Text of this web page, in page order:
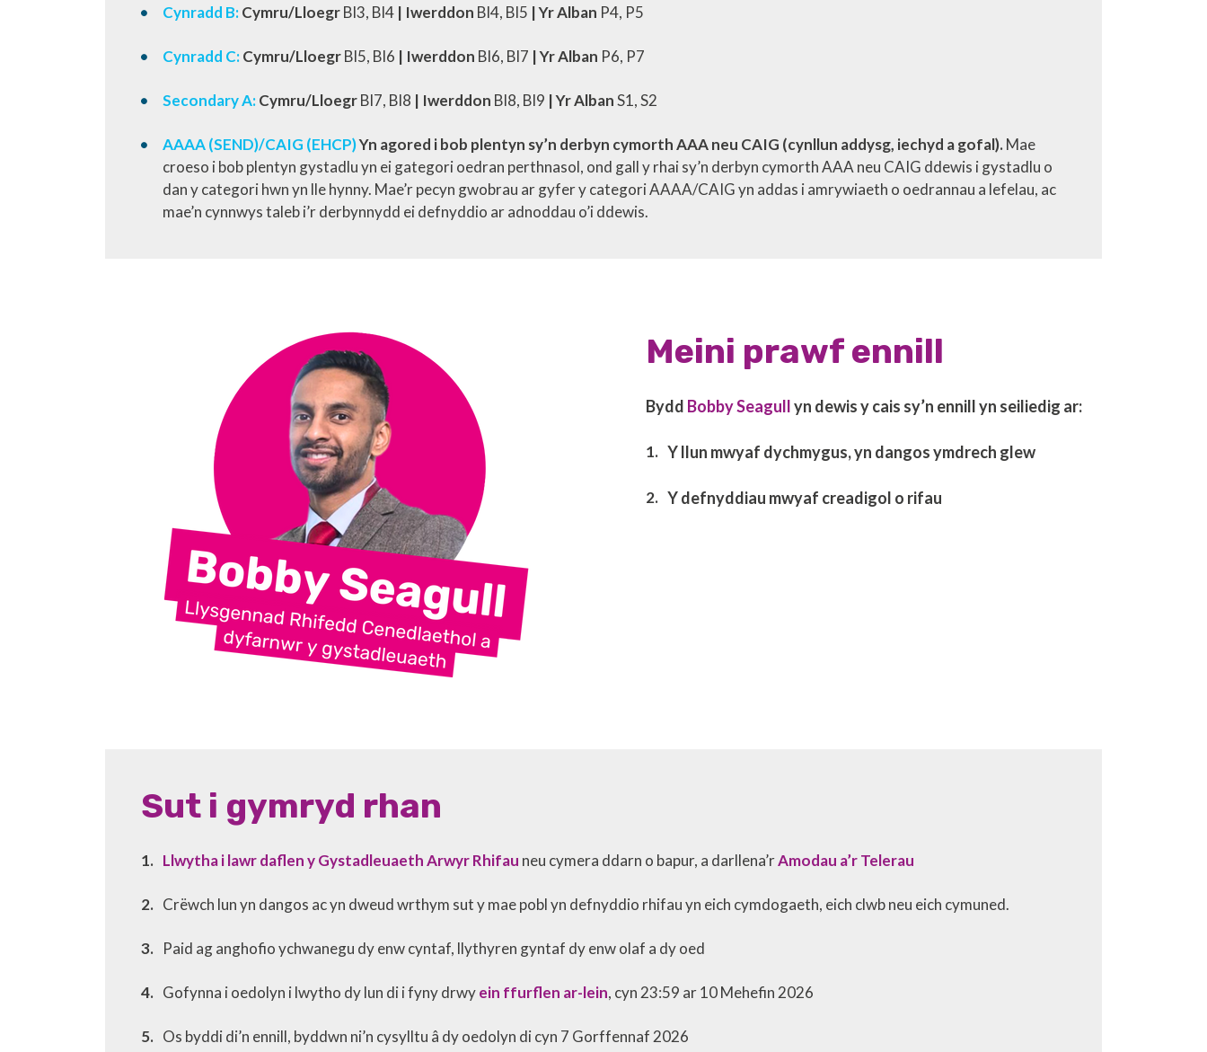
Cynradd B:​ Cymru/LloegrBl3, Bl4​ | Iwerddon Bl4, Bl5 ​ | Yr Alban P4, P5
Cynradd C:​Cymru/LloegrBl5, Bl6​ | Iwerddon Bl6, Bl7 | Yr Alban P6, P7
Secondary A:​ Cymru/LloegrBl7, Bl8​ | Iwerddon Bl8, Bl9 ​ | Yr AlbanS1, S2
AAAA (SEND)/CAIG (EHCP)Yn agored i bob plentyn sy’n derbyn cymorth AAA neu CAIG (cynllun addysg, iechyd a gofal). Mae
croeso i bob plentyn gystadlu yn ei gategori oedran perthnasol, ond gall y rhai sy’n derbyn cymorth AAA neu CAIG ddewis i gystadlu o
dan y categori hwn yn lle hynny. Mae’r pecyn gwobrau ar gyfer y categori AAAA/CAIG yn addas i amrywiaeth o oedrannau a lefelau, ac
mae’n cynnwys taleb i’r derbynnydd ei defnyddio ar adnoddau o’i ddewis.
Meini prawf ennill
Bydd Bobby Seagullyn dewis y cais sy’n ennill yn seiliedig ar:
Y llun mwyaf dychmygus, yn dangos ymdrech glew
Y defnyddiau mwyaf creadigol o rifau
Sut i gymryd rhan
Llwytha i lawr daflen y Gystadleuaeth Arwyr Rhifau neu cymera ddarn o bapur, a darllena’rAmodau a’r Telerau
Crëwch lun yn dangos ac yn dweud wrthym sut y mae pobl yn defnyddio rhifau yn eich cymdogaeth, eich clwb neu eich cymuned.
Paid ag anghofio ychwanegu dy enw cyntaf, llythyren gyntaf dy enw olaf a dy oed
Gofynna i oedolyn i lwytho dy lun di i fyny drwyein ffurflen ar-lein, cyn 23:59 ar 10 Mehefin 2026
Os byddi di’n ennill, byddwn ni’n cysylltu â dy oedolyn di cyn 7 Gorffennaf 2026